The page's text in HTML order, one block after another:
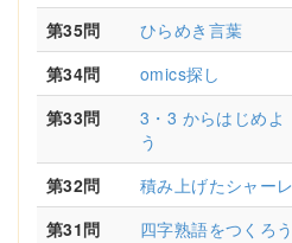
第35問 ひらめき言葉
第34問
omics探し
第33問
3・3 からはじめよ
う
第32問 積み上げたシャーレ
第31問
四字熟語をつくろう